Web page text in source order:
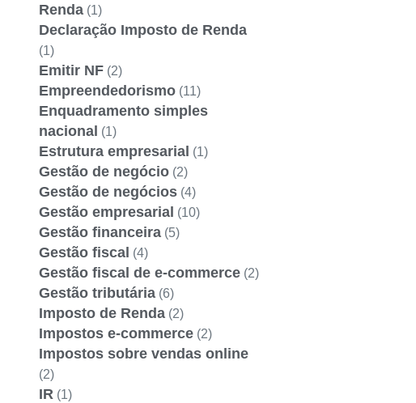
Renda(1)
Declaração Imposto de Renda
(1)
Emitir NF(2)
Empreendedorismo(11)
Enquadramento simples
nacional (1)
Estrutura empresarial (1)
Gestão de negócio(2)
Gestão de negócios(4)
Gestão empresarial (10)
Gestão financeira(5)
Gestão fiscal (4)
Gestão fiscal de e-commerce(2)
Gestão tributária(6)
Imposto de Renda(2)
Impostos e-commerce(2)
Impostos sobre vendas online
(2)
IR (1)